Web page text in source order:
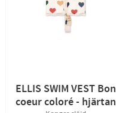
ELLIS SWIM VEST Bon
coeur coloré - hjärtan